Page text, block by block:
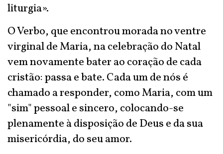
liturgia».
O Verbo, que encontrou morada no ventre
virginal de Maria, na celebração do Natal
vem novamente bater ao coração de cada
cristão: passa e bate. Cada um de nós é
chamado a responder, como Maria, com um
"sim" pessoal e sincero, colocando-se
plenamente à disposição de Deus e da sua
misericórdia, do seu amor.